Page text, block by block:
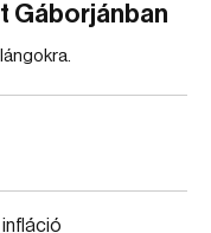
Gáborjánban